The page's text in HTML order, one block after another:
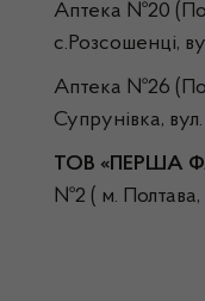
Аптека №20
с.Розсошенці,
Аптека №26
Супрунівка,
ТОВ «ПЕРША
№2 ( м. Полтава,